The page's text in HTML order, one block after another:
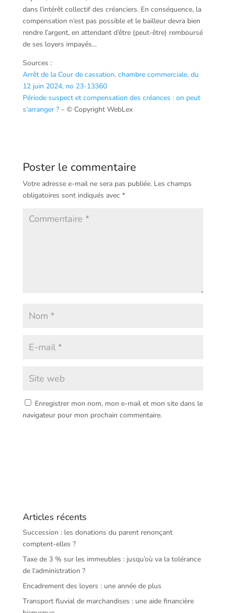
dans l’intérêt collectif des créanciers. En conséquence, la
compensation n’est pas possible et le bailleur devra bien
rendre l’argent, en attendant d’être (peut-être) remboursé
de ses loyers impayés…
Sources :
Arrêt de la Cour de cassation, chambre commerciale, du
12 juin 2024, no 23-13360
Période suspect et compensation des créances : on peut
s’arranger ? – © Copyright WebLex
Poster le commentaire
Votre adresse e-mail ne sera pas publiée. Les champs
obligatoires sont indiqués avec *
Enregistrer mon nom, mon e-mail et mon site dans le
navigateur pour mon prochain commentaire.
Articles récents
Succession : les donations du parent renonçant
comptent-elles ?
Taxe de 3 % sur les immeubles : jusqu’où va la tolérance
de l’administration ?
Encadrement des loyers : une année de plus
Transport fluvial de marchandises : une aide financière